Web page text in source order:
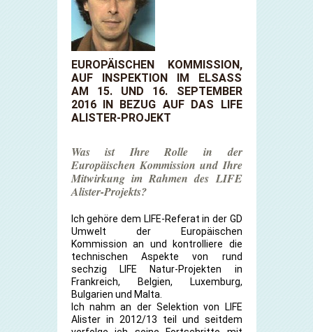
EUROPÄISCHEN KOMMISSION,
AUF INSPEKTION IM ELSASS
AM 15. UND 16. SEPTEMBER
2016 IN BEZUG AUF DAS LIFE
ALISTER-PROJEKT
Was ist Ihre Rolle in der
Europäischen Kommission und Ihre
Mitwirkung im Rahmen des LIFE
Alister-Projekts?
Ich gehöre dem LIFE-Referat in der GD
Umwelt der Europäischen
Kommission an und kontrolliere die
technischen Aspekte von rund
sechzig LIFE Natur-Projekten in
Frankreich, Belgien, Luxemburg,
Bulgarien und Malta.
Ich nahm an der Selektion von LIFE
Alister in 2012/13 teil und seitdem